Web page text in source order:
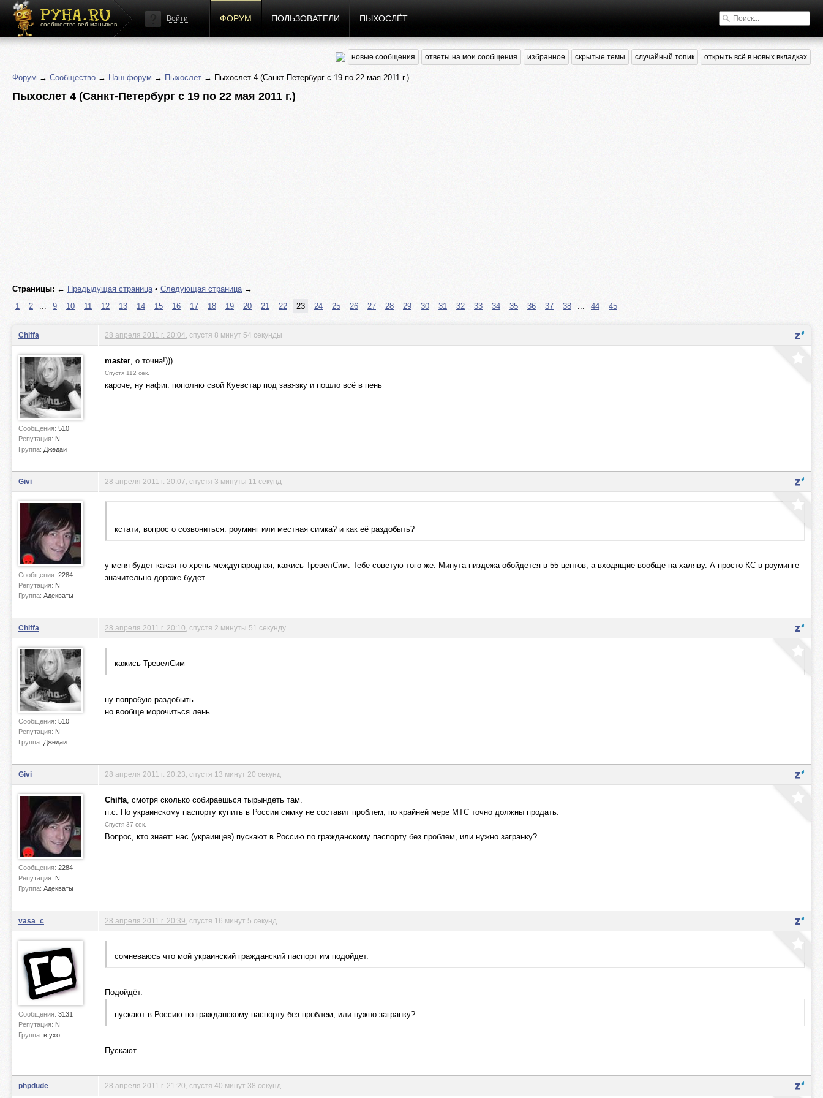
сообщество веб-маньяков
Войти ФОРУМ ПОЛЬЗОВАТЕЛИ ПЫХОСЛЁТ
новые сообщения ответы на мои сообщения избранное скрытые темы случайный топик открыть всё в новых вкладках
Форум → Сообщество → Наш форум → Пыхослет → Пыхослет 4 (Санкт-Петербург с 19 по 22 мая 2011 г.)
Пыхослет 4 (Санкт-Петербург с 19 по 22 мая 2011 г.)
Страницы: ← Предыдущая страница• Следующая страница→
1
2 ... 9 10 11 12 13 14 15 16 17 18 19 20 21 22 23 24 25 26 27 28 29 30 31 32 33 34 35 36 37 38 ... 44 45
Chiffa
Сообщения: 510
Репутация: N
Группа: Джедаи
28 апреля 2011 г. 20:04 , спустя 8 минут 54 секунды
master, о точна!)))
Спустя 112 сек.
кароче, ну нафиг. пополню свой Куевстар под завязку и пошло всё в пень
Givi
Сообщения: 2284
Репутация: N
Группа: Адекваты
28 апреля 2011 г. 20:07 , спустя 3 минуты 11 секунд
кстати, вопрос о созвониться. роуминг или местная симка? и как её раздобыть?
у меня будет какая-то хрень международная, кажись ТревелСим. Тебе советую того же. Минута пиздежа обойдется в 55 центов, а входящие вообще на халяву. А просто КС в роуминге
значительно дороже будет.
Chiffa
Сообщения: 510
Репутация: N
Группа: Джедаи
28 апреля 2011 г. 20:10 , спустя 2 минуты 51 секунду
кажись ТревелСим
ну попробую раздобыть
но вообще морочиться лень
Givi
Сообщения: 2284
Репутация: N
Группа: Адекваты
28 апреля 2011 г. 20:23 , спустя 13 минут 20 секунд
Chiffa, смотря сколько собираешься тырындеть там.
п.с. По украинскому паспорту купить в России симку не составит проблем, по крайней мере МТС точно должны продать.
Спустя 37 сек.
Вопрос, кто знает: нас (украинцев) пускают в Россию по гражданскому паспорту без проблем, или нужно загранку?
vasa_c
Сообщения: 3131
Репутация: N
Группа: в ухо
28 апреля 2011 г. 20:39 , спустя 16 минут 5 секунд
сомневаюсь что мой украинский гражданский паспорт им подойдет.
Подойдёт.
пускают в Россию по гражданскому паспорту без проблем, или нужно загранку?
Пускают.
phpdude 28 апреля 2011 г. 21:20 , спустя 40 минут 38 секунд